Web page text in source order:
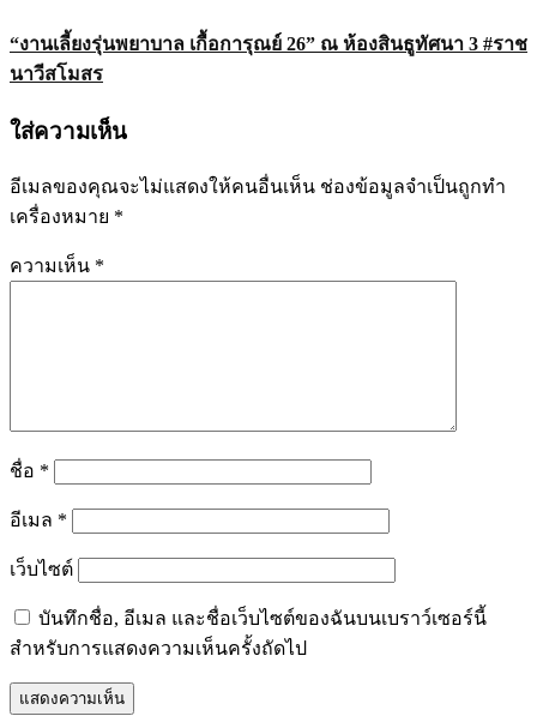
“งานเลี้ยงรุ่นพยาบาล เกื้อการุณย์ 26” ณ ห้องสินธูทัศนา 3 #ราช
นาวีสโมสร
ใส่ความเห็น
อีเมลของคุณจะไม่แสดงให้คนอื่นเห็น ช่องข้อมูลจำเป็นถูกทำ
เครื่องหมาย *
ความเห็น *
ชื่อ *
อีเมล *
เว็บไซต์
บันทึกชื่อ, อีเมล และชื่อเว็บไซต์ของฉันบนเบราว์เซอร์นี้
สำหรับการแสดงความเห็นครั้งถัดไป